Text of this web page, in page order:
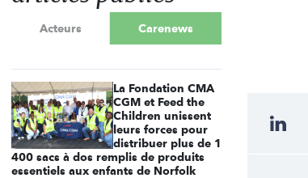
Acteurs Carenews
La Fondation CMA
CGM et Feed the
Children unissent
leurs forces pour
distribuer plus de 1
400 sacs à dos remplis de produits
essentiels aux enfants de Norfolk